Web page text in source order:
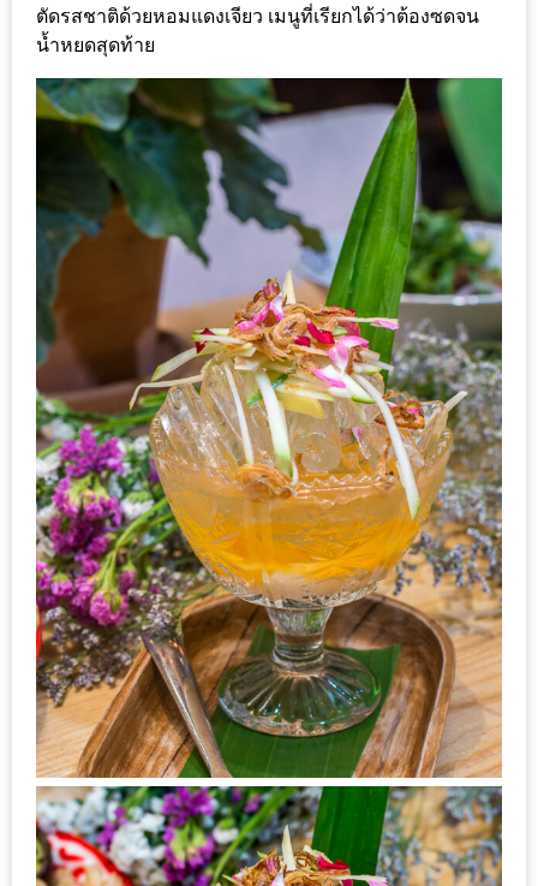
2557
ร้าน
หมู
กระทะ
ทั่ว
เชียงใหม่
TOP30
เกิน
200
บาท
รีวิว
ดี
กับ
วงใน
แจก
ฟรี
LINE
GIFTCODE!
ลายแทง
ความ
อร่อย
ทั่ว
ตัดรสชาติด้วยหอมแดงเจียว เมนูที่เรียกได้ว่าต้องซดจน
น้ำหยดสุดท้าย